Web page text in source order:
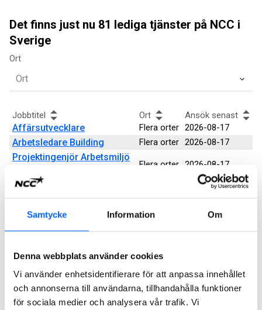
Samtycke Information Om
Denna webbplats använder cookies
Vi använder enhetsidentifierare för att anpassa innehållet
och annonserna till användarna, tillhandahålla funktioner
för sociala medier och analysera vår trafik. Vi
Det finns just nu 81 lediga tjänster på NCC i
Sverige
Ort
Jobbtitel Ort Ansök senast
Affärsutvecklare Flera orter 2026-08-17
Arbetsledare Building Flera orter 2026-08-17
Projektingenjör Arbetsmiljö
Flera orter 2026-08-17
Anbudsingenjör, Civil
Stockholm
Platschef betong Flera orter 2026-08-09
Affärsutvecklare Building
Projektchef inom industri
och energi, Civil West
Anbudsingenjör mark Uddevalla 2026-08-31
Anbudsingenjör Mark Östersund 2026-08-09